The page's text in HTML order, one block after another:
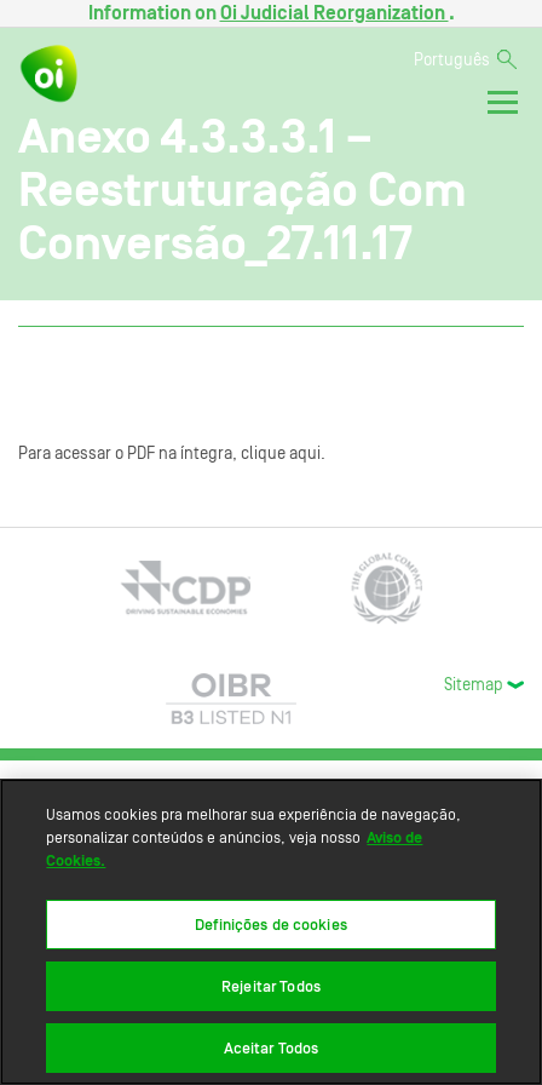
Information onOi Judicial Reorganization .
Português
Anexo 4.3.3.3.1 –
Reestruturação Com
Conversão_27.11.17
Para acessar o PDF na íntegra, clique aqui.
Sitemap
Usamos cookies pra melhorar sua experiência de navegação,
personalizar conteúdos e anúncios, veja nosso Aviso de
Cookies.
Definições de cookies
Rejeitar Todos
Aceitar Todos